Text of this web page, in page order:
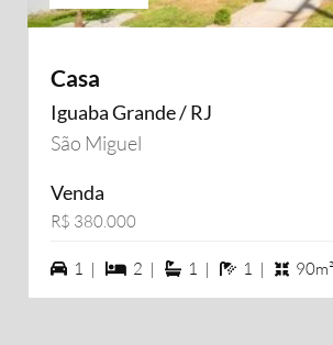
Casa
Iguaba Grande / RJ
São Miguel
Venda
R$ 380.000
1 vagas na garagem
1 | 2 dormiórios
2 | 1 suítes
1 | 1 banheiros
1 | 90m²